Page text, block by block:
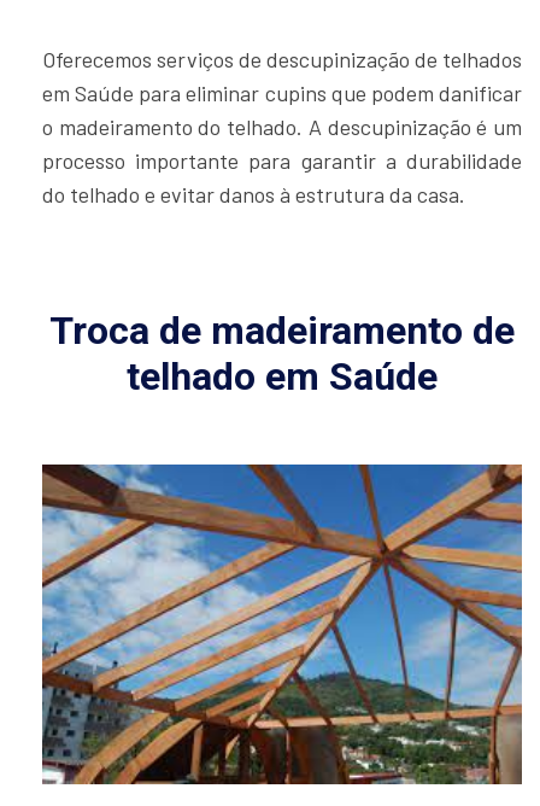
Oferecemos serviços de descupinização de telhados
em Saúde para eliminar cupins que podem danificar
o madeiramento do telhado. A descupinização é um
processo importante para garantir a durabilidade
do telhado e evitar danos à estrutura da casa.
Troca de madeiramento de
telhado em Saúde